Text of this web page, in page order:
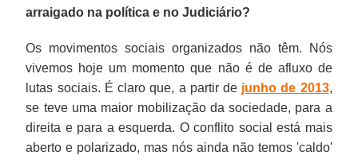
arraigado na política e no Judiciário?
Os movimentos sociais organizados não têm. Nós
vivemos hoje um momento que não é de afluxo de
lutas sociais. É claro que, a partir de junho de 2013,
se teve uma maior mobilização da sociedade, para a
direita e para a esquerda. O conflito social está mais
aberto e polarizado, mas nós ainda não temos 'caldo'